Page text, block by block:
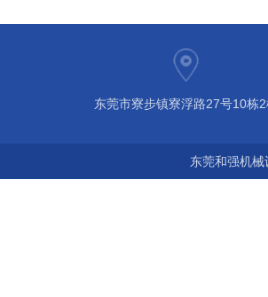
东莞市寮步镇寮浮路27号10栋2
东莞和强机